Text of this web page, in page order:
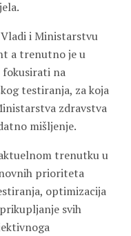
i Ministarstvu
a trenutno je u
fokusirati na
testiranja, za koja
zdravstva
mišljenje.
trenutku u
prioriteta
optimizacija
svih